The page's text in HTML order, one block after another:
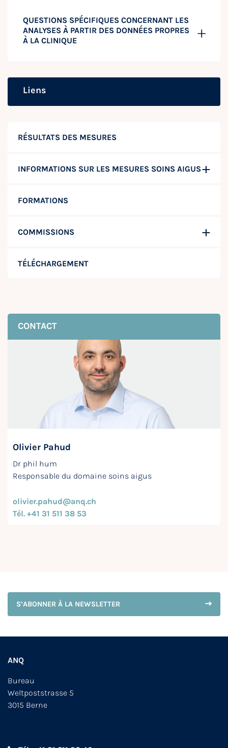
RÉSULTATS DES MESURES
INFORMATIONS SUR LES MESURES SOINS AIGUS
FORMATIONS
COMMISSIONS
TÉLÉCHARGEMENT
CONTACT
Olivier Pahud
Dr phil hum
Responsable du domaine soins aigus
olivier.pahud@anq.ch
Tél. +41 31 511 38 53
QUESTIONS SPÉCIFIQUES CONCERNANT LES
ANALYSES À PARTIR DES DONNÉES PROPRES
À LA CLINIQUE
Liens
S’ABONNER À LA NEWSLETTER
ANQ
Bureau
Weltpoststrasse 5
3015 Berne